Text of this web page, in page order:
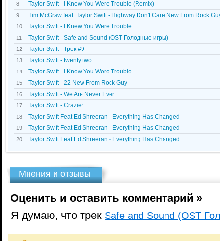
8 Taylor Swift - I Knew You Were Trouble (Remix)
9 Tim McGraw feat. Taylor Swift - Highway Don't Care New From Rock
10 Taylor Swift - I Knew You Were Trouble
11 Taylor Swift - Safe and Sound (OST Голодные игры)
12 Taylor Swift - Трек #9
13 Taylor Swift - twenty two
14 Taylor Swift - I Knew You Were Trouble
15 Taylor Swift - 22 New From Rock Guy
16 Taylor Swift - We Are Never Ever
17 Taylor Swift - Crazier
18 Taylor Swift Feat Ed Shreeran - Everything Has Changed
19 Taylor Swift Feat Ed Shreeran - Everything Has Changed
20 Taylor Swift Feat Ed Shreeran - Everything Has Changed
Мнения и отзывы
Оценить и оставить комментарий »
Я думаю, что трек Safe and Sound (OST